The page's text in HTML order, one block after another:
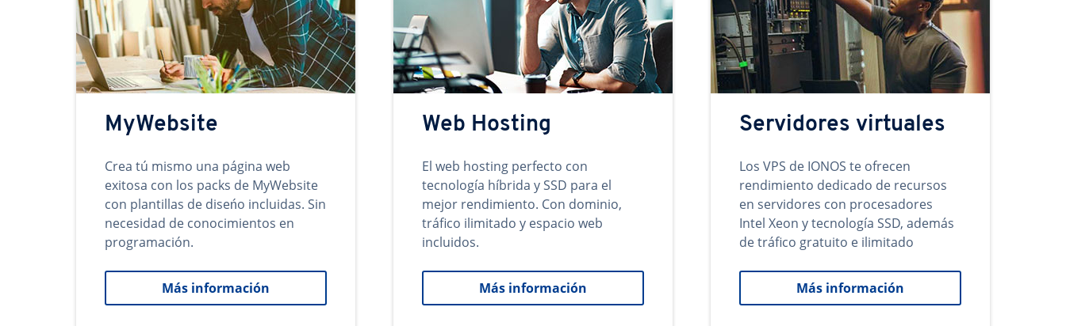
MyWebsite
Crea tú mismo una página web
exitosa con los packs de MyWebsite
con plantillas de diseńo incluidas. Sin
necesidad de conocimientos en
programación.
Más información
Web Hosting
El web hosting perfecto con
tecnología híbrida y SSD para el
mejor rendimiento. Con dominio,
tráfico ilimitado y espacio web
incluidos.
Más información
Servidores virtuales
Los VPS de IONOS te ofrecen
rendimiento dedicado de recursos
en servidores con procesadores
Intel Xeon y tecnología SSD, además
de tráfico gratuito e ilimitado
Más información